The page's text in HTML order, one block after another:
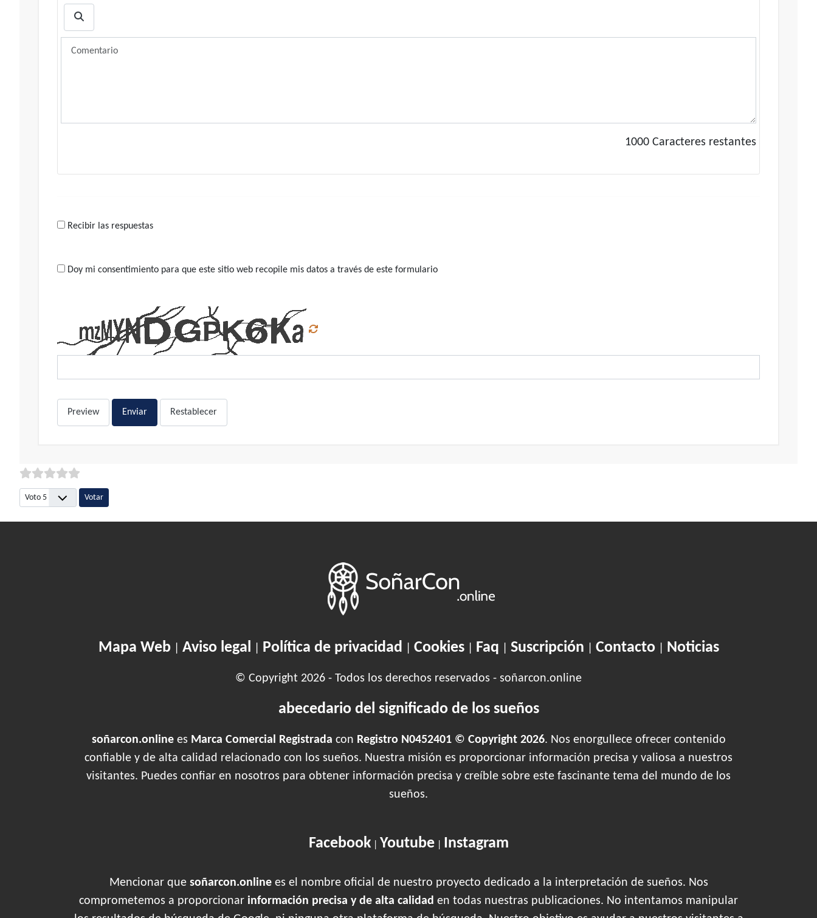
1000 Caracteres restantes
Recibir las respuestas
Doy mi consentimiento para que este sitio web recopile mis datos a través de este formulario
Preview Enviar Restablecer
Por favor, vote
Mapa Web| Aviso legal Política de privacidad Cookies| Faq Suscripción Contacto| Noticias
© Copyright 2026 - Todos los derechos reservados - soñarcon.online
abecedario del significado de los sueños
soñarcon.onlinees Marca Comercial Registrada con Registro N0452401 © Copyright 2026. Nos enorgullece ofrecer contenido
confiable y de alta calidad relacionado con los sueños. Nuestra misión es proporcionar información precisa y valiosa a nuestros
visitantes. Puedes confiar en nosotros para obtener información precisa y creíble sobre este fascinante tema del mundo de los
sueños.
Facebook| Youtube| Instagram
Mencionar que soñarcon.onlinees el nombre oficial de nuestro proyecto dedicado a la interpretación de sueños. Nos
comprometemos a proporcionar información precisa y de alta calidad en todas nuestras publicaciones. No intentamos manipular